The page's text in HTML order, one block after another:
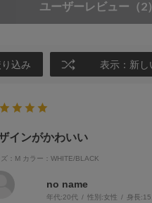
ユーザーレビュー （2
込み 表示：新し
インがかわいい
：M カラー：WHITE/BLACK
no name
年代:20代 性別:女性 身長: